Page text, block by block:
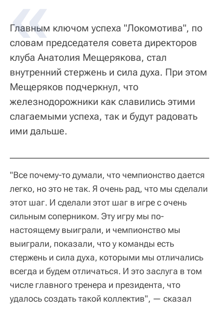
Главным ключом успеха "Локомотива", по
словам председателя совета директоров
клуба Анатолия Мещерякова, стал
внутренний стержень и сила духа. При этом
Мещеряков подчеркнул, что
железнодорожники как славились этими
слагаемыми успеха, так и будут радовать
ими дальше.
"Все почему-то думали, что чемпионство дается
легко, но это не так. Я очень рад, что мы сделали
этот шаг. И сделали этот шаг в игре с очень
сильным соперником. Эту игру мы по-
настоящему выиграли, и чемпионство мы
выиграли, показали, что у команды есть
стержень и сила духа, которыми мы отличались
всегда и будем отличаться. И это заслуга в том
числе главного тренера и президента, что
удалось создать такой коллектив", — сказал